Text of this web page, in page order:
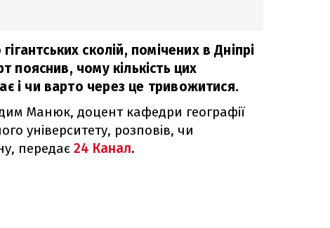
сколій, помічених в Дніпрі
пояснив, чому кількість цих
і чи варто через це тривожитися.
Манюк, доцент кафедри географії
університету, розповів, чи
передає 24 Канал.